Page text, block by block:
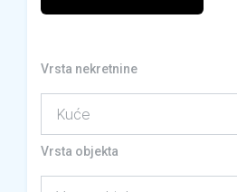
Vrsta nekretnine
Vrsta objekta